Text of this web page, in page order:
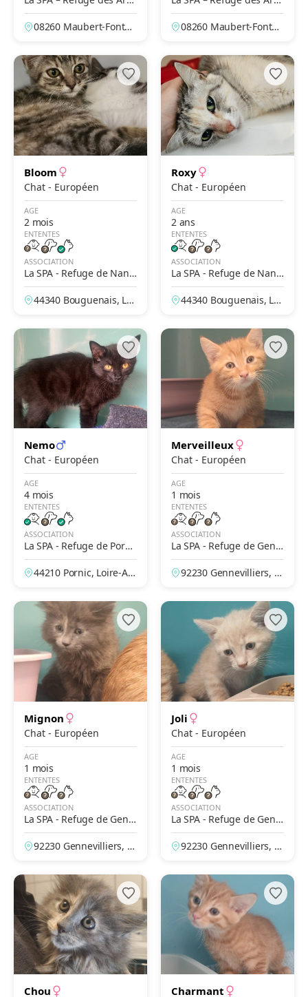
ennes - Maubert-Fontain
e 08260 Maubert-Fontai
ennes - Maubert-Fontain
e 08260 Maubert-Fontai
Bloom
Chat - Européen
AGE
2 mois
ENTENTES
ASSOCIATION
La SPA - Refuge de Nant
es-Bouguenais
44340 Bouguenais, Loi
Roxy
Chat - Européen
AGE
2 ans
ENTENTES
ASSOCIATION
La SPA - Refuge de Nant
es-Bouguenais
44340 Bouguenais, Loi
Nemo
Chat - Européen
AGE
4 mois
ENTENTES
ASSOCIATION
La SPA - Refuge de Porni
c – Saint-Père en Retz
44210 Pornic, Loire-Atl
Merveilleux
Chat - Européen
AGE
1 mois
ENTENTES
ASSOCIATION
La SPA - Refuge de Genn
evilliers – Grammont
92230 Gennevilliers, H
Mignon
Chat - Européen
AGE
1 mois
ENTENTES
ASSOCIATION
La SPA - Refuge de Genn
evilliers – Grammont
92230 Gennevilliers, H
Joli
Chat - Européen
AGE
1 mois
ENTENTES
ASSOCIATION
La SPA - Refuge de Genn
evilliers – Grammont
92230 Gennevilliers, H
Chou Charmant